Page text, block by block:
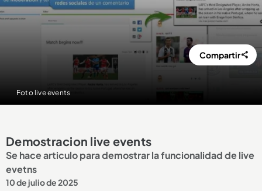
Foto live events
Compartir
Demostracion live events
Se hace articulo para demostrar la funcionalidad de live
evetns
10 de julio de 2025